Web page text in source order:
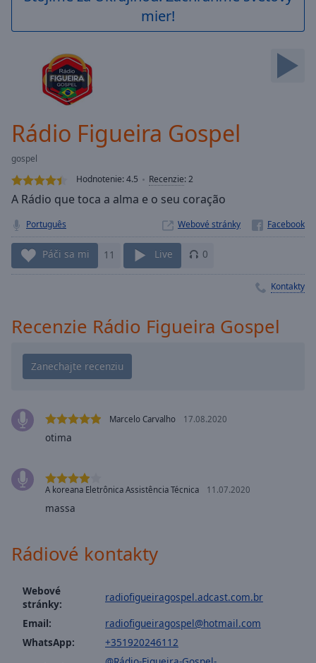
Backward
0:00
Duration -:-
0.00%
Stream
TypeLIVE
live,
currently
behind
LIVE
Remaining
Rate
Chapters
Descriptions
off
,
selected
subtitles
opens
subtitles
settings
dialog
subtitles
mier!
Rádio Figueira Gospel
gospel
Hodnotenie:4.5 Recenzie:2
A Rádio que toca a alma e o seu coração
Português Webové stránky
Páči sa mi 11 Live 0
Kontakty
Recenzie Rádio Figueira Gospel
Marcelo Carvalho 17.08.2020
otima
A koreana Eletrônica Assistência Técnica 11.07.2020
massa
Rádiové kontakty
Webové
stránky:
radiofigueiragospel.adcast.com.br
Email:
radiofigueiragospel@hotmail.com
WhatsApp:
+351920246112